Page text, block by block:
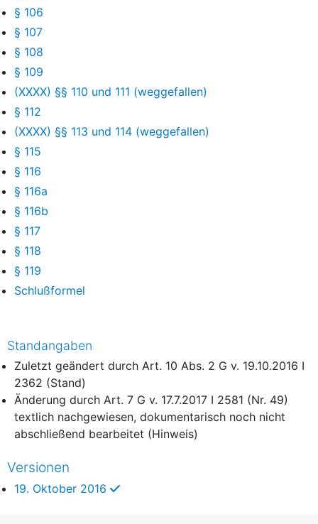
§ 106
§ 107
§ 108
§ 109
(XXXX) §§ 110 und 111 (weggefallen)
§ 112
(XXXX) §§ 113 und 114 (weggefallen)
§ 115
§ 116
§ 116a
§ 116b
§ 117
§ 118
§ 119
Schlußformel
Standangaben
Zuletzt geändert durch Art. 10 Abs. 2 G v. 19.10.2016 I
2362 (Stand)
Änderung durch Art. 7 G v. 17.7.2017 I 2581 (Nr. 49)
textlich nachgewiesen, dokumentarisch noch nicht
abschließend bearbeitet (Hinweis)
Versionen
19. Oktober 2016 ausgewählt